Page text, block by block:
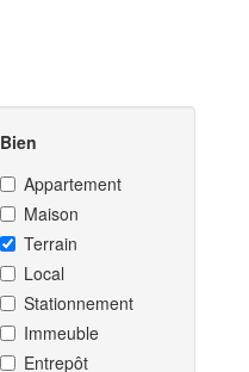
Bien
Appartement
Maison
Terrain
Local
Stationnement
Immeuble
Entrepôt